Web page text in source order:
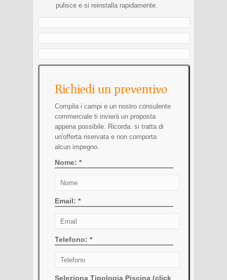
pulisce e si reinstalla rapidamente.
Richiedi un preventivo
Compila i campi e un nostro consulente
commerciale ti invierà un proposta
appena possibile. Ricorda: si tratta di
un'offerta riservata e non comporta
alcun impegno.
Nome: *
Email: *
Telefono: *
Seleziona Tipologia Piscina (click